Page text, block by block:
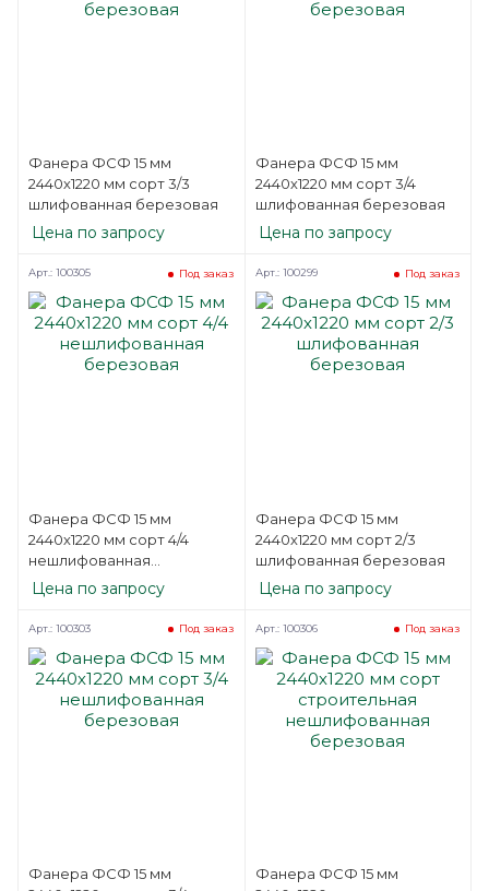
Фанера ФСФ 15 мм
2440х1220 мм сорт 3/3
шлифованная березовая
Цена по запросу
Фанера ФСФ 15 мм
2440х1220 мм сорт 3/4
шлифованная березовая
Цена по запросу
Фанера ФСФ 15 мм
2440х1220 мм сорт 4/4
нешлифованная
березовая
Под заказ
Арт.: 100305
Цена по запросу
Фанера ФСФ 15 мм
2440х1220 мм сорт 2/3
шлифованная березовая
Под заказ
Арт.: 100299
Цена по запросу
Фанера ФСФ 15 мм
Под заказ
Арт.: 100303
Фанера ФСФ 15 мм
Под заказ
Арт.: 100306